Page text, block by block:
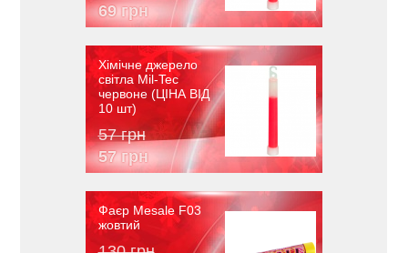
69 грн
Хімічне джерело
світла Mil-Tec
червоне (ЦІНА ВІД
10 шт)
57 грн
57 грн
Фаєр Mesale F03
жовтий